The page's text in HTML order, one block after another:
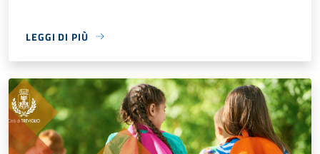
LEGGI DI PIÙ